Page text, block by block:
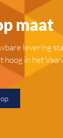
maat
levering
hoog in het